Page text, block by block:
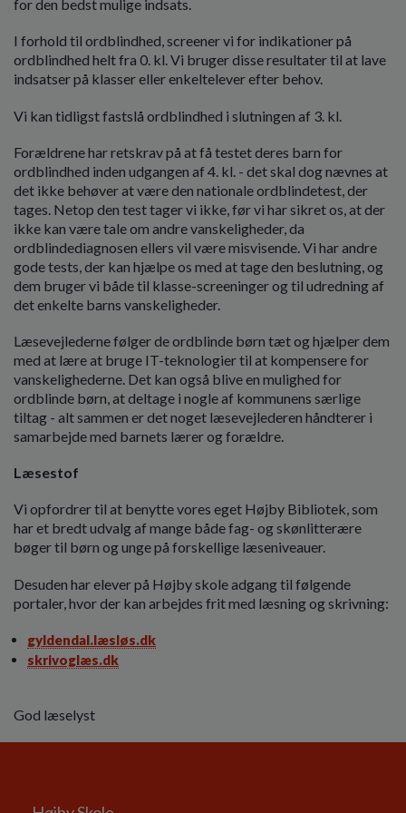
for den bedst mulige indsats.
I forhold til ordblindhed, screener vi for indikationer på
ordblindhed helt fra 0. kl. Vi bruger disse resultater til at lave
indsatser på klasser eller enkeltelever efter behov.
Vi kan tidligst fastslå ordblindhed i slutningen af 3. kl.
Forældrene har retskrav på at få testet deres barn for
ordblindhed inden udgangen af 4. kl. - det skal dog nævnes at
det ikke behøver at være den nationale ordblindetest, der
tages. Netop den test tager vi ikke, før vi har sikret os, at der
ikke kan være tale om andre vanskeligheder, da
ordblindediagnosen ellers vil være misvisende. Vi har andre
gode tests, der kan hjælpe os med at tage den beslutning, og
dem bruger vi både til klasse-screeninger og til udredning af
det enkelte barns vanskeligheder.
Læsevejlederne følger de ordblinde børn tæt og hjælper dem
med at lære at bruge IT-teknologier til at kompensere for
vanskelighederne. Det kan også blive en mulighed for
ordblinde børn, at deltage i nogle af kommunens særlige
tiltag - alt sammen er det noget læsevejlederen håndterer i
samarbejde med barnets lærer og forældre.
Læsestof
Vi opfordrer til at benytte vores eget Højby Bibliotek, som
har et bredt udvalg af mange både fag- og skønlitterære
bøger til børn og unge på forskellige læseniveauer.
Desuden har elever på Højby skole adgang til følgende
portaler, hvor der kan arbejdes frit med læsning og skrivning:
gyldendal.læsløs.dk
skrivoglæs.dk
God læselyst